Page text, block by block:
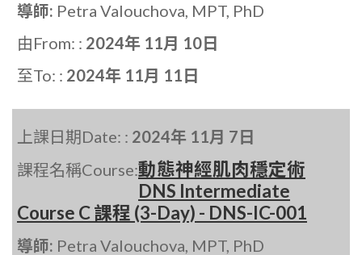
導師: Petra Valouchova, MPT, PhD
由From: : 2024年 11月 10日
至To: : 2024年 11月 11日
上課日期Date: : 2024年 11月 7日
課程名稱Course:動態神經肌肉穩定術
DNS Intermediate
Course C 課程 (3-Day) - DNS-IC-001
導師: Petra Valouchova, MPT, PhD